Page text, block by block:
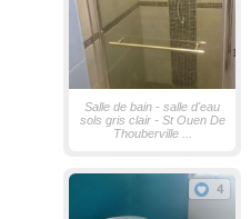
Salle de bain - salle d'eau
sols gris clair - St Ouen De
Thouberville ...
4